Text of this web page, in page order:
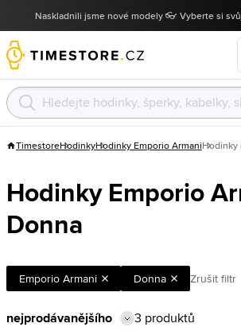
Naskladnili jsme nové modely 👓 Vyberte si
TimestoreHodinkyHodinky Emporio ArmaniHodinky
Hodinky Emporio
Donna
Emporio Armani Donna Zrušit filtr
3 produktů